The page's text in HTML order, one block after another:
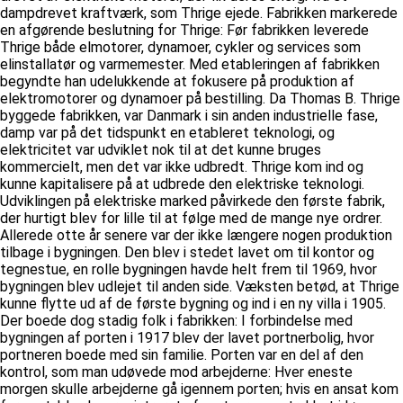
dampdrevet kraftværk, som Thrige ejede. Fabrikken markerede
en afgørende beslutning for Thrige: Før fabrikken leverede
Thrige både elmotorer, dynamoer, cykler og services som
elinstallatør og varmemester. Med etableringen af fabrikken
begyndte han udelukkende at fokusere på produktion af
elektromotorer og dynamoer på bestilling. Da Thomas B. Thrige
byggede fabrikken, var Danmark i sin anden industrielle fase,
damp var på det tidspunkt en etableret teknologi, og
elektricitet var udviklet nok til at det kunne bruges
kommercielt, men det var ikke udbredt. Thrige kom ind og
kunne kapitalisere på at udbrede den elektriske teknologi.
Udviklingen på elektriske marked påvirkede den første fabrik,
der hurtigt blev for lille til at følge med de mange nye ordrer.
Allerede otte år senere var der ikke længere nogen produktion
tilbage i bygningen. Den blev i stedet lavet om til kontor og
tegnestue, en rolle bygningen havde helt frem til 1969, hvor
bygningen blev udlejet til anden side. Væksten betød, at Thrige
kunne flytte ud af de første bygning og ind i en ny villa i 1905.
Der boede dog stadig folk i fabrikken: I forbindelse med
bygningen af porten i 1917 blev der lavet portnerbolig, hvor
portneren boede med sin familie. Porten var en del af den
kontrol, som man udøvede mod arbejderne: Hver eneste
morgen skulle arbejderne gå igennem porten; hvis en ansat kom